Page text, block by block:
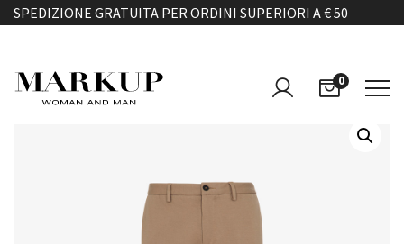
SPEDIZIONE GRATUITA PER ORDINI SUPERIORI A € 50
0